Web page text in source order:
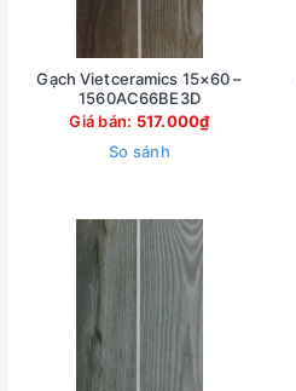
Gạch Vietceramics 15×60 –
1560AC66BE3D
Giá bán: 517.000₫
So sánh